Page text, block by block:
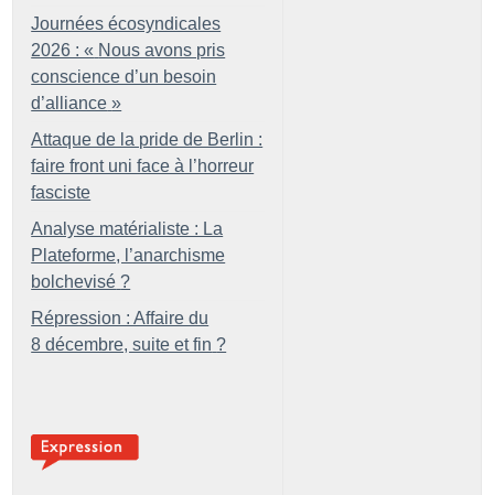
Journées écosyndicales
2026 : « Nous avons pris
conscience d’un besoin
d’alliance »
Attaque de la pride de Berlin :
faire front uni face à l’horreur
fasciste
Analyse matérialiste : La
Plateforme, l’anarchisme
bolchevisé ?
Répression : Affaire du
8 décembre, suite et fin ?